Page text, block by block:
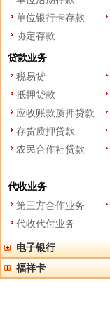
单位银行卡存款
协定存款
贷款业务
税易贷
抵押贷款
应收账款质押贷款
存货质押贷款
农民合作社贷款
代收业务
第三方合作业务
代收代付业务
电子银行
福祥卡